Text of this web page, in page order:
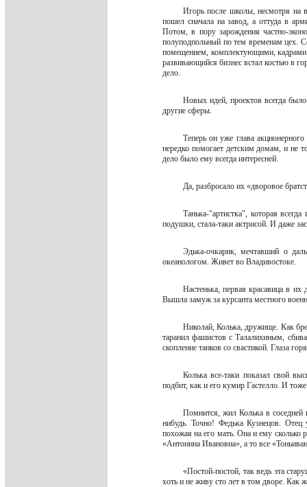
Игорь после школы, несмотря на
пошел сначала на завод, а оттуда в
Потом, в пору зарождения частно-
полуподпольный по тем временам цех.
помещением, комплектующими,
развивающийся бизнес встал костью в
дело.
Новых идей, проектов всегда
другие сферы.
Теперь он уже глава
нередко помогает детским домам, и не
дело было ему всегда интересней.
Да, разбросало их «дворовое
Танька-"артистка", которая
подушки, стала-таки актрисой. И даже
Эдька-очкарик, мечтавший о
океанологом. Живет во Владивостоке.
Настенька, первая красавица в
Вышла замуж за курсанта местного
Николай, Колька, дружище. Как
таранил фашистов с Талалихиным,
скопление танков со свастикой. Глаза
Колька все-таки показал свой
подбит, как и его кумир Гастелло. И
Помнится, жил Колька в соседней
нибудь. Точно! Федька Кузнецов. Отец
похожая на его мать. Она и ему сколько
«Антонина Ивановна», а то все
«Постой-постой, так ведь эта
хоть и не живу сто лет в том дворе. Как